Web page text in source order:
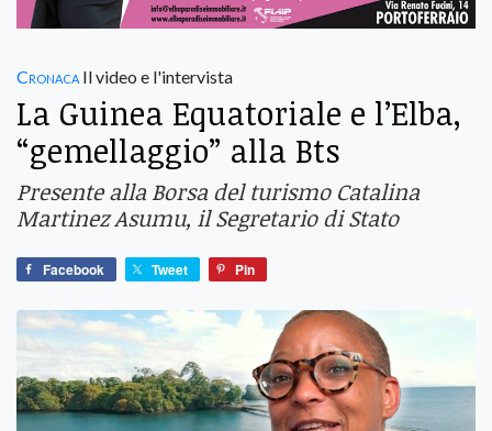
Cronaca Il video e l'intervista
La Guinea Equatoriale e l’Elba,
“gemellaggio” alla Bts
Presente alla Borsa del turismo Catalina
Martinez Asumu, il Segretario di Stato
Facebook Tweet Pin